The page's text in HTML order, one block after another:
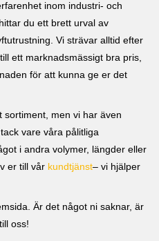
inom industri- och
du ett brett urval av
Vi strävar alltid efter
ett marknadsmässigt bra pris,
för att kunna ge er det
sortiment, men vi har även
vare våra pålitliga
i andra volymer, längder eller
er till vår kundtjänst– vi hjälper
Är det något ni saknar, är
oss!